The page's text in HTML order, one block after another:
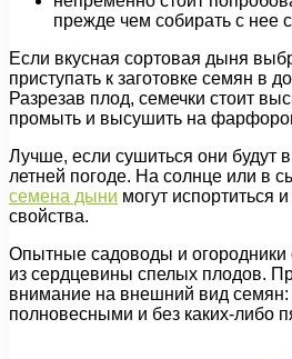
прежде чем собирать с нее
Если вкусная сортовая дыня
приступать к заготовке семян в
Разрезав плод, семечки стоит
промыть и высушить на
Лучше, если сушиться они будут
летней погоде. На солнце или в
семена дыни могут испортиться
свойства.
Опытные садоводы и огородники
из сердцевины спелых плодов.
внимание на внешний вид
полновесными и без каких-либо